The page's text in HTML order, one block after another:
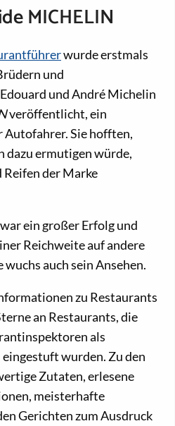
MICHELIN
wurde erstmals
und
und André Michelin
veröffentlicht, ein
Sie hofften,
dazu ermutigen würde,
Reifen der Marke
ein großer Erfolg und
Reichweite auf andere
auch sein Ansehen.
zu Restaurants
an Restaurants, die
als
wurden. Zu den
Zutaten, erlesene
meisterhafte
Gerichten zum Ausdruck